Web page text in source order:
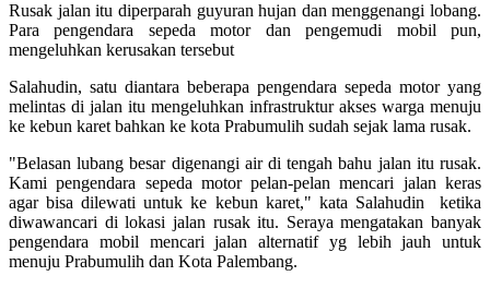
Rusak jalan itu diperparah guyuran hujan dan menggenangi lobang.
Para pengendara sepeda motor dan pengemudi mobil pun,
mengeluhkan kerusakan tersebut
Salahudin, satu diantara beberapa pengendara sepeda motor yang
melintas di jalan itu mengeluhkan infrastruktur akses warga menuju
ke kebun karet bahkan ke kota Prabumulih sudah sejak lama rusak.
"Belasan lubang besar digenangi air di tengah bahu jalan itu rusak.
Kami pengendara sepeda motor pelan-pelan mencari jalan keras
agar bisa dilewati untuk ke kebun karet," kata Salahudin ketika
diwawancari di lokasi jalan rusak itu. Seraya mengatakan banyak
pengendara mobil mencari jalan alternatif yg lebih jauh untuk
menuju Prabumulih dan Kota Palembang.